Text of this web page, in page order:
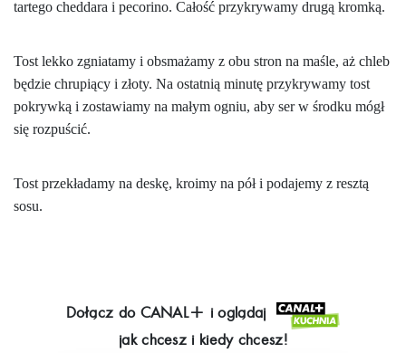
tartego cheddara i pecorino. Całość przykrywamy drugą kromką.
Tost lekko zgniatamy i obsmażamy z obu stron na maśle, aż chleb
będzie chrupiący i złoty. Na ostatnią minutę przykrywamy tost
pokrywką i zostawiamy na małym ogniu, aby ser w środku mógł
się rozpuścić.
Tost przekładamy na deskę, kroimy na pół i podajemy z resztą
sosu.
Dołącz do CANAL+ i oglądaj
jak chcesz i kiedy chcesz!